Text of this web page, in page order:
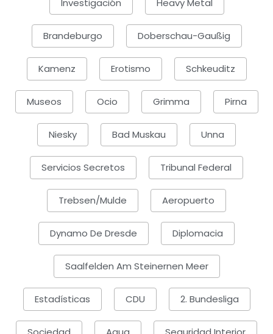
Investigación Heavy Metal
Brandeburgo Doberschau-Gaußig
Kamenz Erotismo Schkeuditz
Museos Ocio Grimma Pirna
Niesky Bad Muskau Unna
Servicios Secretos Tribunal Federal
Trebsen/Mulde Aeropuerto
Dynamo De Dresde Diplomacia
Saalfelden Am Steinernen Meer
Estadísticas CDU 2. Bundesliga